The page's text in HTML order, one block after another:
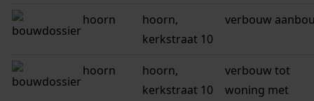
hoorn
hoorn,
kerkstraat 10
verbouw
hoorn
hoorn,
kerkstraat 10
verbouw tot
woning met